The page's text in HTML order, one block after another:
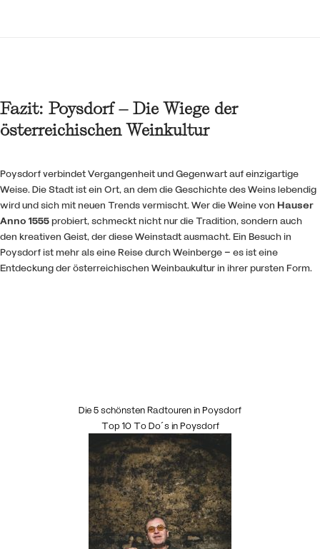
Fazit: Poysdorf – Die Wiege der
österreichischen Weinkultur
Poysdorf verbindet Vergangenheit und Gegenwart auf einzigartige
Weise. Die Stadt ist ein Ort, an dem die Geschichte des Weins lebendig
wird und sich mit neuen Trends vermischt. Wer die Weine von Hauser
Anno 1555 probiert, schmeckt nicht nur die Tradition, sondern auch
den kreativen Geist, der diese Weinstadt ausmacht. Ein Besuch in
Poysdorf ist mehr als eine Reise durch Weinberge – es ist eine
Entdeckung der österreichischen Weinbaukultur in ihrer pursten Form.
Die 5 schönsten Radtouren in Poysdorf
Top 10 To Do´s in Poysdorf